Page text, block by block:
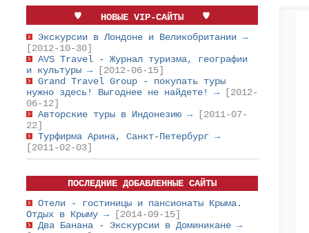
НОВЫЕ VIP-САЙТЫ
Экскурсии в Лондоне и Великобритании →
[2012-10-30]
AVS Travel - Журнал туризма, географии
и культуры →
[2012-06-15]
Grand Travel Group - покупать туры
нужно здесь! Выгоднее не найдете! →
[2012-
06-12]
Авторские туры в Индонезию →
[2011-07-
22]
Турфирма Арина, Санкт-Петербург →
[2011-02-03]
ПОСЛЕДНИЕ ДОБАВЛЕННЫЕ САЙТЫ
Отели - гостиницы и пансионаты Крыма.
Отдых в Крыму →
[2014-09-15]
Два Банана - Экскурсии в Доминикане →